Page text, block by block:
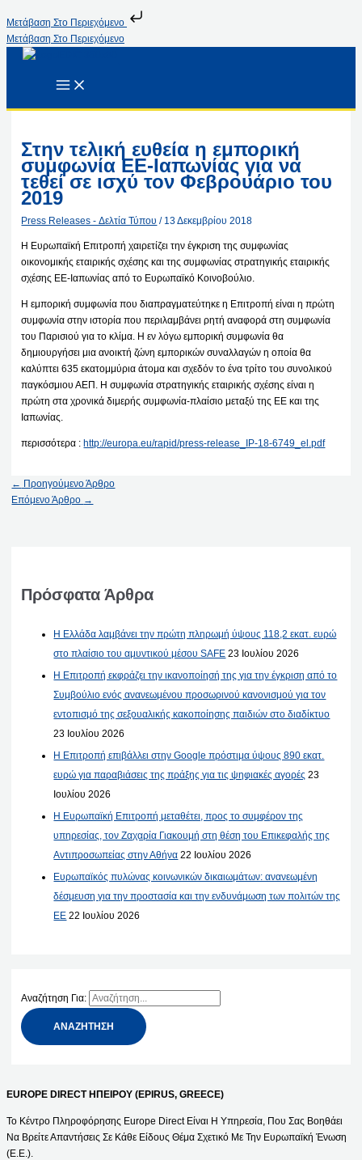
Μετάβαση Στο Περιεχόμενο
Μετάβαση Στο Περιεχόμενο
Στην τελική ευθεία η εμπορική
συμφωνία ΕΕ-Ιαπωνίας για να
τεθεί σε ισχύ τον Φεβρουάριο του
2019
Press Releases - Δελτία Τύπου / 13 Δεκεμβρίου 2018
Η Ευρωπαϊκή Επιτροπή χαιρετίζει την έγκριση της συμφωνίας
οικονομικής εταιρικής σχέσης και της συμφωνίας στρατηγικής εταιρικής
σχέσης ΕΕ-Ιαπωνίας από το Ευρωπαϊκό Κοινοβούλιο.
Η εμπορική συμφωνία που διαπραγματεύτηκε η Επιτροπή είναι η πρώτη
συμφωνία στην ιστορία που περιλαμβάνει ρητή αναφορά στη συμφωνία
του Παρισιού για το κλίμα. Η εν λόγω εμπορική συμφωνία θα
δημιουργήσει μια ανοικτή ζώνη εμπορικών συναλλαγών η οποία θα
καλύπτει 635 εκατομμύρια άτομα και σχεδόν το ένα τρίτο του συνολικού
παγκόσμιου ΑΕΠ. Η συμφωνία στρατηγικής εταιρικής σχέσης είναι η
πρώτη στα χρονικά διμερής συμφωνία-πλαίσιο μεταξύ της ΕΕ και της
Ιαπωνίας.
περισσότερα : http://europa.eu/rapid/press-release_IP-18-6749_el.pdf
← Προηγούμενο Άρθρο
Επόμενο Άρθρο →
Πρόσφατα Άρθρα
Η Ελλάδα λαμβάνει την πρώτη πληρωμή ύψους 118,2 εκατ. ευρώ
στο πλαίσιο του αμυντικού μέσου SAFE 23 Ιουλίου 2026
Η Επιτροπή εκφράζει την ικανοποίησή της για την έγκριση από το
Συμβούλιο ενός ανανεωμένου προσωρινού κανονισμού για τον
εντοπισμό της σεξουαλικής κακοποίησης παιδιών στο διαδίκτυο
23 Ιουλίου 2026
Η Επιτροπή επιβάλλει στην Google πρόστιμα ύψους 890 εκατ.
ευρώ για παραβιάσεις της πράξης για τις ψηφιακές αγορές 23
Ιουλίου 2026
Η Ευρωπαϊκή Επιτροπή μεταθέτει, προς το συμφέρον της
υπηρεσίας, τον Ζαχαρία Γιακουμή στη θέση του Επικεφαλής της
Αντιπροσωπείας στην Αθήνα 22 Ιουλίου 2026
Ευρωπαϊκός πυλώνας κοινωνικών δικαιωμάτων: ανανεωμένη
δέσμευση για την προστασία και την ενδυνάμωση των πολιτών της
ΕΕ 22 Ιουλίου 2026
Αναζήτηση Για:
EUROPE DIRECT ΗΠΕΙΡΟΥ (EPIRUS, GREECE)
Το Κέντρο Πληροφόρησης Europe Direct Είναι Η Υπηρεσία, Που Σας Βοηθάει
Να Βρείτε Απαντήσεις Σε Κάθε Είδους Θέμα Σχετικό Με Την Ευρωπαϊκή Ένωση
(Ε.Ε.).